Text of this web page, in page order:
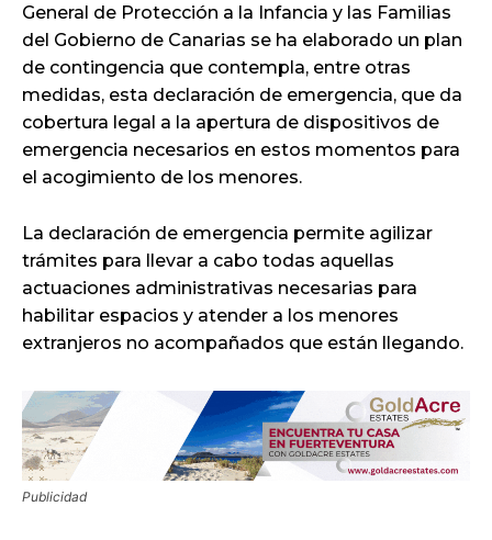
General de Protección a la Infancia y las Familias
del Gobierno de Canarias se ha elaborado un plan
de contingencia que contempla, entre otras
medidas, esta declaración de emergencia, que da
cobertura legal a la apertura de dispositivos de
emergencia necesarios en estos momentos para
el acogimiento de los menores.
La declaración de emergencia permite agilizar
trámites para llevar a cabo todas aquellas
actuaciones administrativas necesarias para
habilitar espacios y atender a los menores
extranjeros no acompañados que están llegando.
Publicidad